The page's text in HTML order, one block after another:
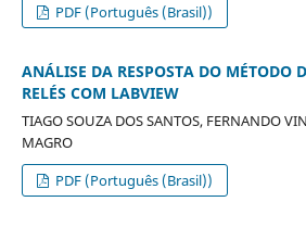
PDF (Português (Brasil))
ANÁLISE DA RESPOSTA DO MÉTODO
RELÉS COM LABVIEW
TIAGO SOUZA DOS SANTOS, FERNANDO
MAGRO
PDF (Português (Brasil))